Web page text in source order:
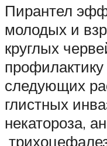
Пирантел
молодых и
круглых
следующих
глистных
некатороза,